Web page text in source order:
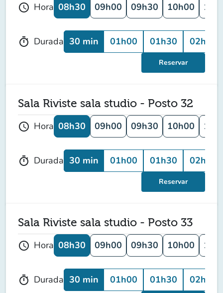
schedule Hora 08h30 09h00 09h30 10h00
timer Durada 30 min 01h00 01h30 02h00
Reservar
Sala Riviste sala studio - Posto 32
schedule Hora 08h30 09h00 09h30 10h00
timer Durada 30 min 01h00 01h30 02h00
Reservar
Sala Riviste sala studio - Posto 33
schedule Hora 08h30 09h00 09h30 10h00
timer Durada 30 min 01h00 01h30 02h00